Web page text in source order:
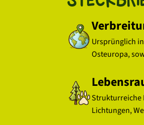
Ursprünglich
Osteuropa,
Strukturreiche
Lichtungen,